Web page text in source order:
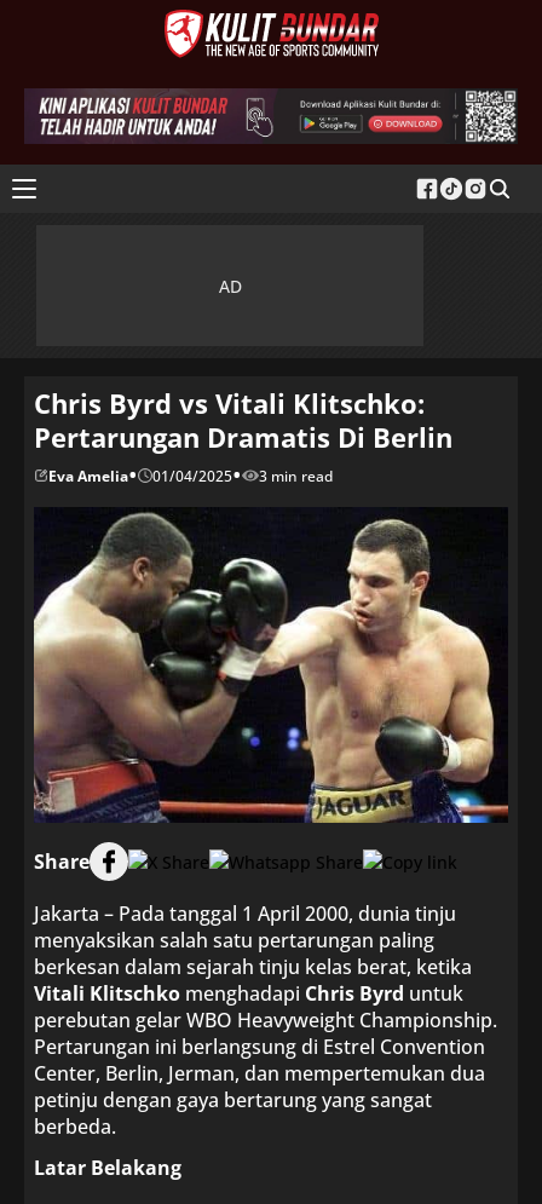
Chris Byrd vs Vitali Klitschko:
Pertarungan Dramatis Di Berlin
Eva Amelia• 01/04/2025• 3 min read
Share
Jakarta – Pada tanggal 1 April 2000, dunia tinju
menyaksikan salah satu pertarungan paling
berkesan dalam sejarah tinju kelas berat, ketika
Vitali Klitschko menghadapi Chris Byrd untuk
perebutan gelar WBO Heavyweight Championship.
Pertarungan ini berlangsung di Estrel Convention
Center, Berlin, Jerman, dan mempertemukan dua
petinju dengan gaya bertarung yang sangat
berbeda.
Latar Belakang